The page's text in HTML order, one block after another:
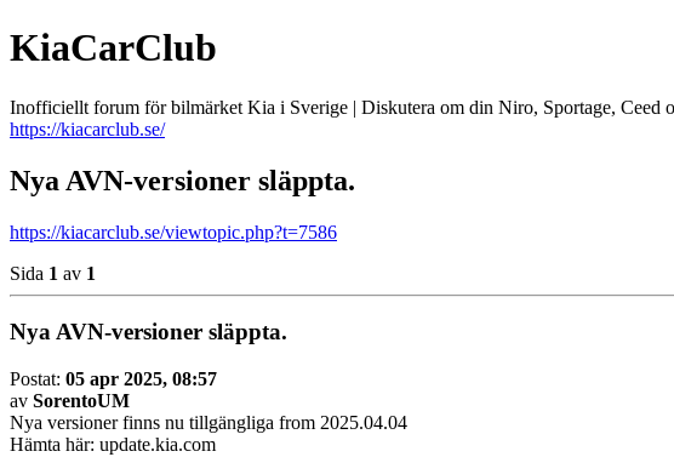
KiaCarClub
Inofficiellt forum för bilmärket Kia i Sverige | Diskutera om din Niro, Sportage, Ceed
https://kiacarclub.se/
Nya AVN-versioner släppta.
https://kiacarclub.se/viewtopic.php?t=7586
Sida 1 av 1
Nya AVN-versioner släppta.
Postat: 05 apr 2025, 08:57
av SorentoUM
Nya versioner finns nu tillgängliga from 2025.04.04
Hämta här: update.kia.com